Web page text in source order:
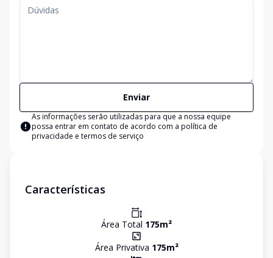
Enviar
As informações serão utilizadas para que a nossa equipe
possa entrar em contato de acordo com a política de
privacidade e termos de serviço
Características
Área Total 175m²
Área Privativa 175m²